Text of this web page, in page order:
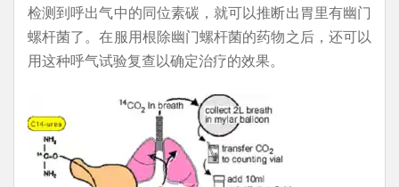
检测到呼出气中的同位素碳，就可以推断出胃里有幽门
螺杆菌了。在服用根除幽门螺杆菌的药物之后，还可以
用这种呼气试验复查以确定治疗的效果。